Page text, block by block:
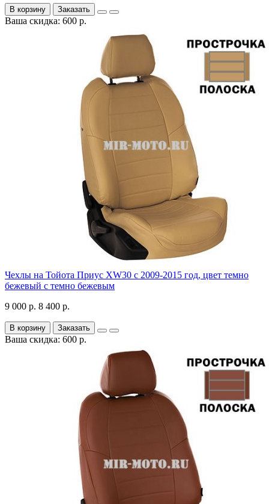
В корзину Заказать
Ваша скидка: 600 р.
Чехлы на Тойота Приус XW30 с 2009-2015 год, цвет темно
бежевый с темно бежевым
9 000 р. 8 400 р.
В корзину Заказать
Ваша скидка: 600 р.